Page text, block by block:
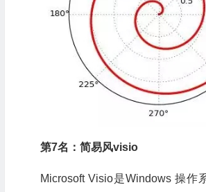
第7名：简易风visio
Microsoft Visio是Windows 操作